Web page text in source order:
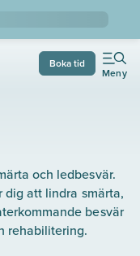
Boka tid
Meny
och ledbesvär.
att lindra smärta,
besvär
rehabilitering.